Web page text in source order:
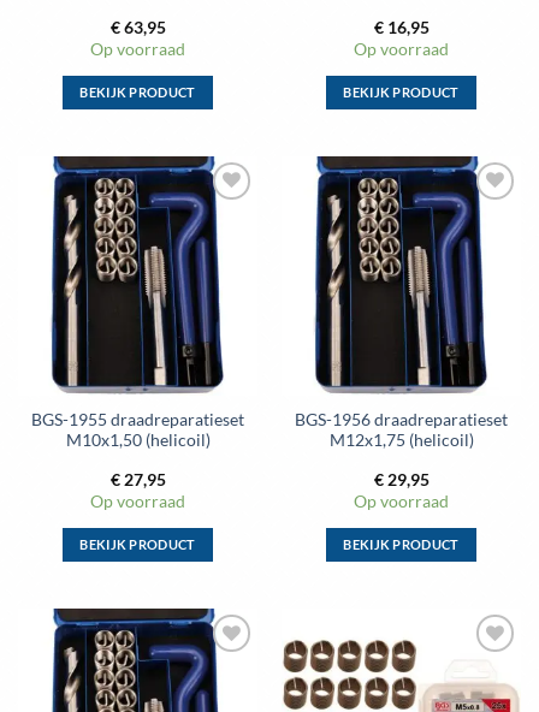
€63,95
Op voorraad
BEKIJK PRODUCT
heeft
meerdere
variaties.
Deze
optie
kan
gekozen
worden
op
de
productpagina
€16,95
Op voorraad
BEKIJK PRODUCT
heeft
meerdere
variaties.
Deze
optie
kan
gekozen
worden
op
de
productpagina
Toevoegen
aan
wenslijst
BGS-1955 draadreparatieset
M10x1,50 (helicoil)
€27,95
Op voorraad
BEKIJK PRODUCT
heeft
meerdere
variaties.
Deze
Toevoegen
aan
wenslijst
BGS-1956 draadreparatieset
M12x1,75 (helicoil)
€29,95
Op voorraad
BEKIJK PRODUCT
meerdere
variaties.
Deze
Toevoegen
aan
wenslijst
aan
wenslijst